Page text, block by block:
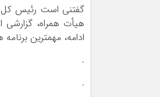
گفتنی است رئیس کل
هیأت همراه،
ادامه، مهمترین
.
.